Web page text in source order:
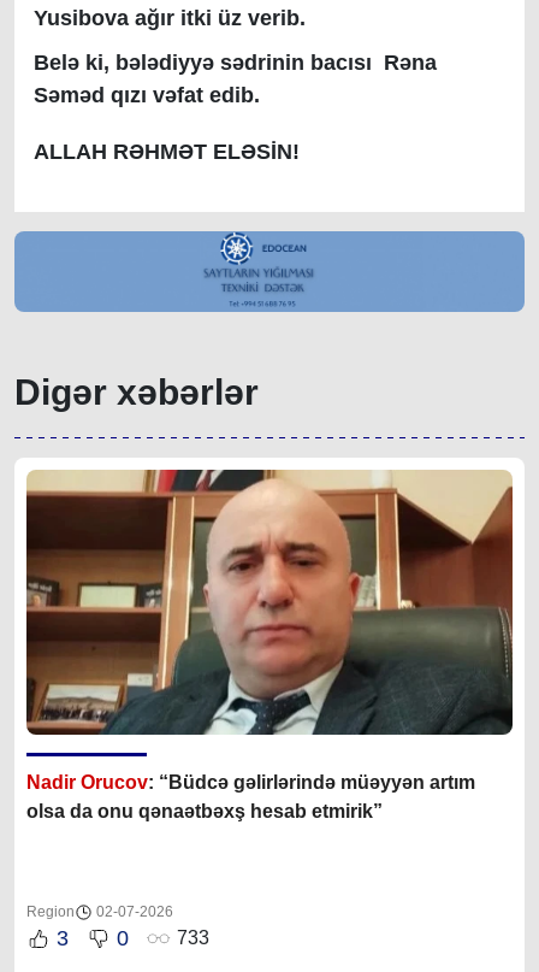
Yusibova ağır itki üz verib.
Belə ki, bələdiyyə sədrinin bacısı Rəna
Səməd qızı vəfat edib.
ALLAH RƏHMƏT ELƏSİN!
Digər xəbərlər
Nadir Orucov: “Büdcə gəlirlərində müəyyən artım
olsa da onu qənaətbəxş hesab etmirik”
Region 02-07-2026
3 0 733